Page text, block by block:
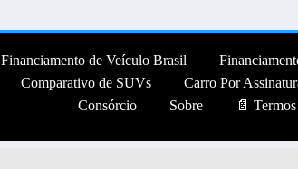
Financiamento de Veículo Brasil
Comparativo de SUVs Carro Por
Consórcio
Sobre 📄